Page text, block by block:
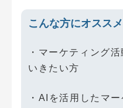
こんな方にオスス
・マーケティング
いきたい方
・AIを活用したマ